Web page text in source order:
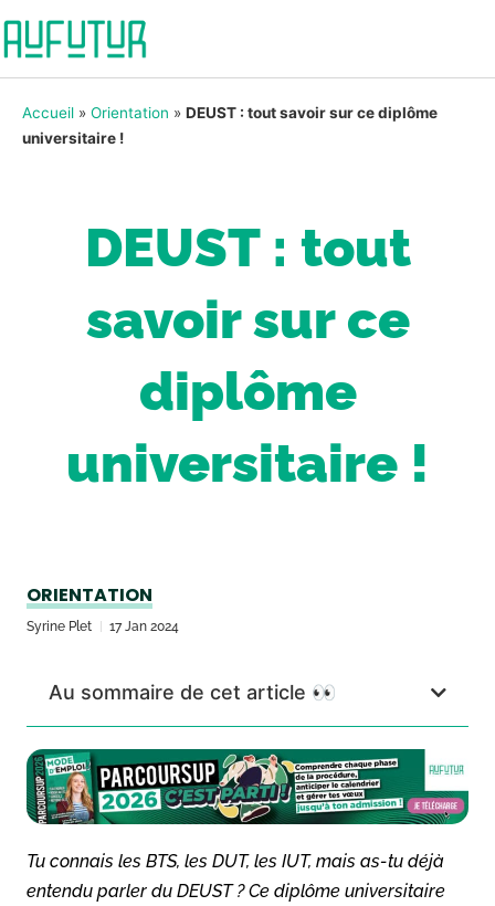
Accueil » Orientation » DEUST : tout savoir sur ce diplôme
universitaire !
DEUST : tout
savoir sur ce
diplôme
universitaire !
ORIENTATION
Syrine Plet 17 Jan 2024
Au sommaire de cet article 👀
Tu connais les BTS, les DUT, les IUT, mais as-tu déjà
entendu parler du DEUST ? Ce diplôme universitaire